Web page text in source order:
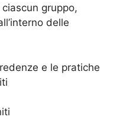
gruppo,
delle
e le pratiche